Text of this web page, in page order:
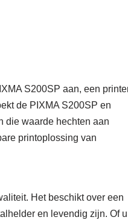
S200SP aan, een
de PIXMA S200SP en
die waarde hechten aan
printoplossing van
Het beschikt over een
en levendig zijn. Of u